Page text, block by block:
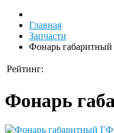
Главная
Запчасти
Фонарь
Рейтинг:
Фонарь